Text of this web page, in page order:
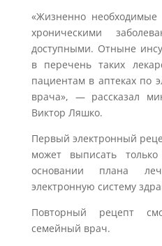
«Жизненно
хроническими
доступными. Отныне
в перечень таких
пациентам в аптеках по
врача», — рассказал
Виктор Ляшко.
Первый электронный
может выписать
основании плана
электронную систему
Повторный рецепт
семейный врач.